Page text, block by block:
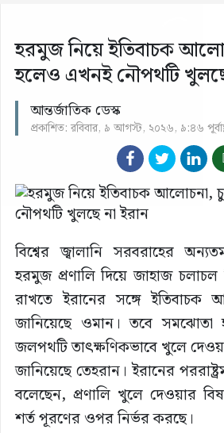
হরমুজ নিয়ে ইতিবাচক
হলেও এখনই নৌপথটি
আন্তর্জাতিক ডেস্ক
প্রকাশিত: রবিবার, ৯ আগস্ট, ২০২৬, ৯:৪৬
বিশ্বের জ্বালানি সরবরাহের
হরমুজ প্রণালি দিয়ে জাহাজ চলাচল
রাখতে ইরানের সঙ্গে ইতিবাচক
জানিয়েছে ওমান। তবে সমঝোতা
জলপথটি তাৎক্ষণিকভাবে খুলে
জানিয়েছে তেহরান। ইরানের
বলেছেন, প্রণালি খুলে দেওয়ার
শর্ত পূরণের ওপর নির্ভর করছে।